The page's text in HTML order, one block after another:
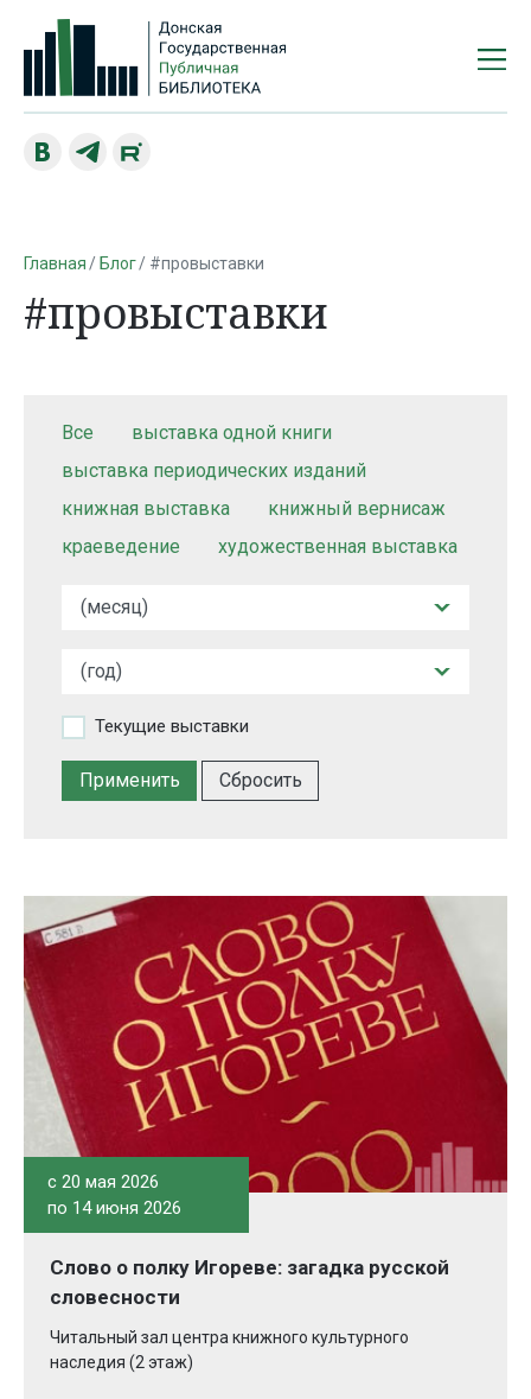
Главная Блог #провыставки
#провыставки
Все
выставка одной книги
выставка периодических изданий
книжная выставка
книжный вернисаж
краеведение
художественная выставка
Текущие выставки
Сбросить
c 20 мая 2026
по 14 июня 2026
Слово о полку Игореве: загадка русской
словесности
Читальный зал центра книжного культурного
наследия (2 этаж)